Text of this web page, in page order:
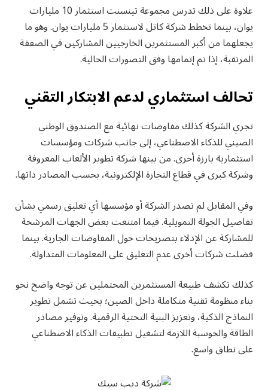
علاوة على ذلك تدرس مجموعة تينسنت استثمار 10 مليارات
يوان، بينما تخطط شركة كاتل لاستثمار 5 مليارات يوان. وهو ما
يجعلهما من أكبر المستثمرين الخارجيين المشاركين في الصفقة
المرتقبة، إذا تم إتمامها وفق التصورات الحالية.
تحالف استثماري لدعم الابتكار التقني
تجري الشركة كذلك مفاوضات نهائية مع الصندوق الوطني
الصيني للذكاء الاصطناعي، إلى جانب شركات ومؤسسات
استثمارية بارزة أخرى. من بينها شركة تطوير الألعاب المعروفة
وشركة كبرى في قطاع التجارة الإلكترونية، بحسب المصادر ذاتها.
وفي المقابل لم تصدر الشركة أو مؤسسها أي تعليق رسمي بشأن
تفاصيل الجولة التمويلية. فيما امتنعت بعض الجهات المرشحة
للمشاركة عن الإدلاء بتصريحات حول المفاوضات الجارية. بينما
فضلت شركات أخرى عدم التعليق على المعلومات المتداولة.
كذلك تكشف طبيعة المستثمرين المحتملين عن توجه واضح نحو
بناء منظومة تقنية متكاملة داخل الصين؛ بحيث تشمل تطوير
النماذج الذكية، وتعزيز البنية التحتية الرقمية. وتوفير مصادر
الطاقة والحوسبة اللازمة لتشغيل تطبيقات الذكاء الاصطناعي
على نطاق واسع.